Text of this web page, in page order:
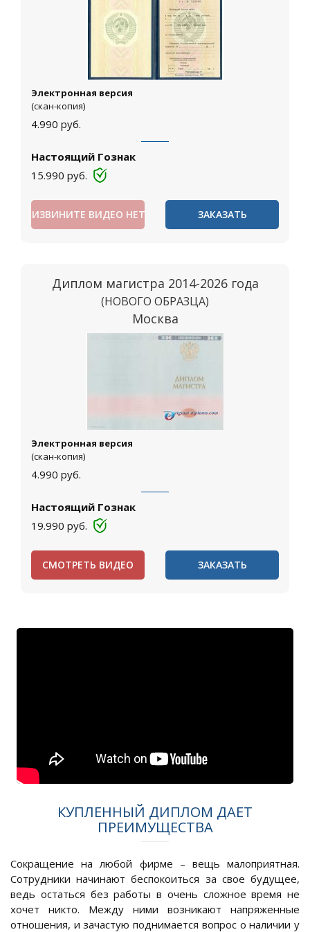
Электронная версия
(скан-копия)
4.990 руб.
Настоящий Гознак
15.990 руб.
ИЗВИНИТЕ ВИДЕО НЕТ ЗАКАЗАТЬ
Диплом магистра 2014-2026 года
(НОВОГО ОБРАЗЦА)
Москва
Электронная версия
(скан-копия)
4.990 руб.
Настоящий Гознак
19.990 руб.
СМОТРЕТЬ ВИДЕО ЗАКАЗАТЬ
КУПЛЕННЫЙ ДИПЛОМ ДАЕТ
ПРЕИМУЩЕСТВА
Сокращение на любой фирме – вещь малоприятная.
Сотрудники начинают беспокоиться за свое будущее,
ведь остаться без работы в очень сложное время не
хочет никто. Между ними возникают напряженные
отношения, и зачастую поднимается вопрос о наличии у